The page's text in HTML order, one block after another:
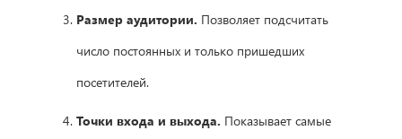
Размер аудитории. Позволяет подсчитать
число постоянных и только пришедших
посетителей.
Точки входа и выхода. Показывает самые